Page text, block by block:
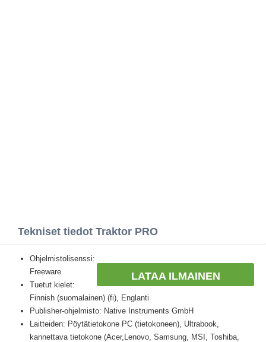
Tekniset tiedot Traktor PRO
LATAA ILMAINEN
Ohjelmistolisenssi:
Freeware
Tuetut kielet:
Finnish (suomalainen) (fi), Englanti
Publisher-ohjelmisto: Native Instruments GmbH
Laitteiden: Pöytätietokone PC (tietokoneen), Ultrabook,
kannettava tietokone (Acer,Lenovo, Samsung, MSI, Toshiba,